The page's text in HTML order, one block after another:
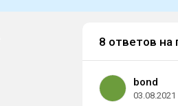
8 ответов на
bond
03.08.2021